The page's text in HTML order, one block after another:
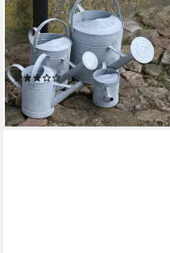
Gießkanne Gießkanne Altzink
3,5L – Nostalgische
Zinkkanne für Garten &
Balkon (1-tlg)
(2)
21,90 €
lieferbar - in 3-4 Werktagen bei dir